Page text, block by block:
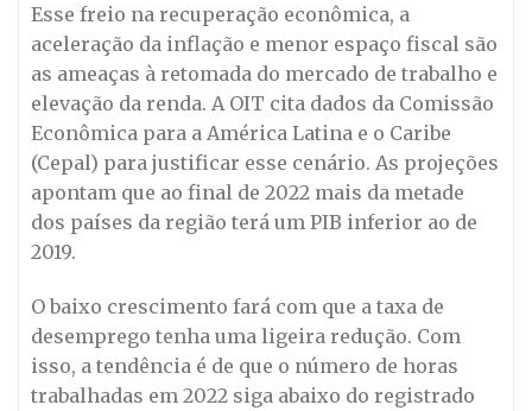
Esse freio na recuperação econômica, a
aceleração da inflação e menor espaço fiscal são
as ameaças à retomada do mercado de trabalho e
elevação da renda. A OIT cita dados da Comissão
Econômica para a América Latina e o Caribe
(Cepal) para justificar esse cenário. As projeções
apontam que ao final de 2022 mais da metade
dos países da região terá um PIB inferior ao de
2019.
O baixo crescimento fará com que a taxa de
desemprego tenha uma ligeira redução. Com
isso, a tendência é de que o número de horas
trabalhadas em 2022 siga abaixo do registrado